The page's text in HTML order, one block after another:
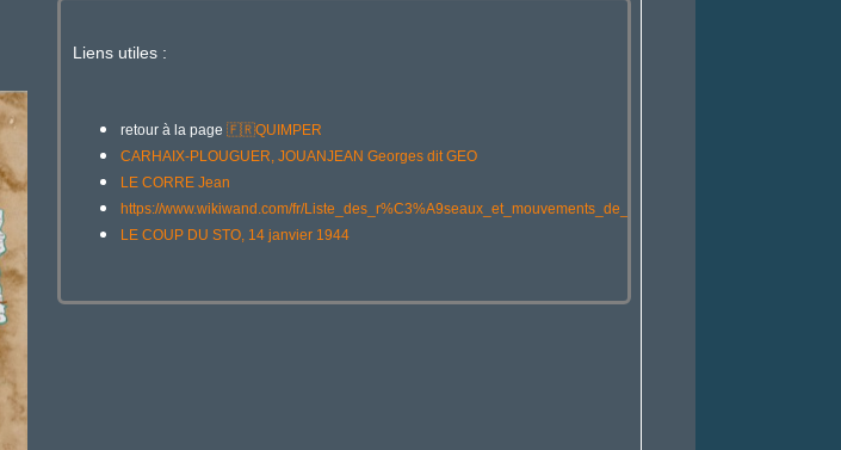
Liens utiles :
retour à la page 🇫🇷QUIMPER
CARHAIX-PLOUGUER, JOUANJEAN Georges dit GEO
LE CORRE Jean
https://www.wikiwand.com/fr/
LE COUP DU STO, 14 janvier 1944